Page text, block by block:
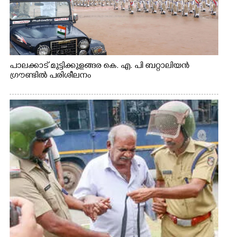
പാലക്കാട് മുട്ടിക്കുളങ്ങര കെ. എ. പി ബറ്റാലിയൻ
ഗ്രൗണ്ടിൽ പരിശീലനം